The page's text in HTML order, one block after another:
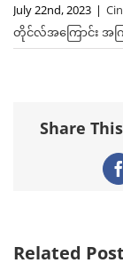
July 22nd, 2023 |
တိုင်လ်အကြောင်း အကြံ
Share
Related